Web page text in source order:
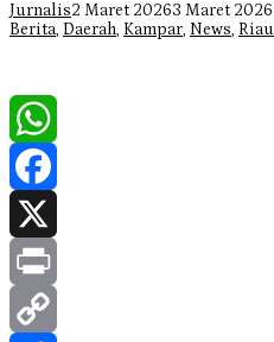
Jurnalis2 Maret 20263 Maret 2026
Berita, Daerah, Kampar, News, Riau
WhatsApp
Facebook
X
Print